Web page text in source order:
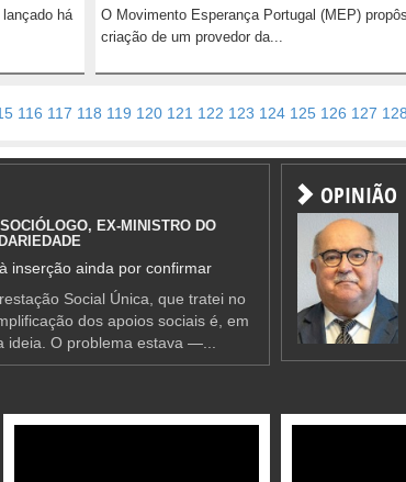
há
O Movimento Esperança Portugal (MEP)
criação de um provedor da...
116 117 118 119 120 121 122 123 124 125 126 127 128
EX-MINISTRO DO
inserção ainda por confirmar
Social Única, que tratei no
dos apoios sociais é, em
ideia. O problema estava —...
OPINIÃO